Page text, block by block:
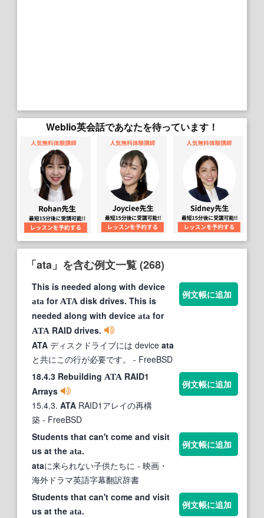
Weblio英会話であなたを待っています！
「ata」を含む例文一覧 (268)
This is needed along with device
ata for ATA disk drives. This is
needed along with device ata for
ATA RAID drives.
ATA ディスクドライブには device ata
と共にこの行が必要です。
- FreeBSD
例文帳に追加
18.4.3 Rebuilding ATA RAID1
Arrays
15.4.3. ATA RAID1アレイの再構
築 - FreeBSD
例文帳に追加
Students that can't come and visit
us at the ata.
ataに来られない子供たちに - 映画・
海外ドラマ英語字幕翻訳辞書
例文帳に追加
Students that can't come and visit
us at the ata.
例文帳に追加